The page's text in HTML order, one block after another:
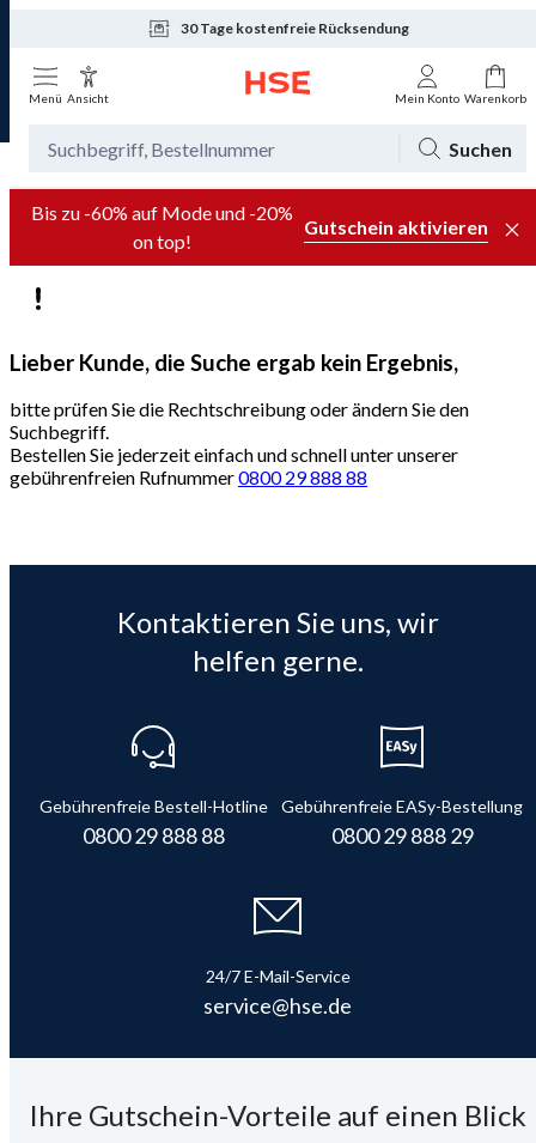
30 Tage kostenfreie Rücksendung
Tagesaktuelle Angebote
Menü Ansicht Mein Konto Warenkorb
Suchen
Bis zu -60% auf Mode und -20%
on top!
Gutschein aktivieren
Lieber Kunde, die Suche ergab kein Ergebnis,
bitte prüfen Sie die Rechtschreibung oder ändern Sie den
Suchbegriff.
Bestellen Sie jederzeit einfach und schnell unter unserer
gebührenfreien Rufnummer0800 29 888 88
Kontaktieren Sie uns, wir
helfen gerne.
Gebührenfreie Bestell-Hotline
0800 29 888 88
Gebührenfreie EASy-Bestellung
0800 29 888 29
24/7 E-Mail-Service
service@hse.de
Ihre Gutschein-Vorteile auf einen Blick